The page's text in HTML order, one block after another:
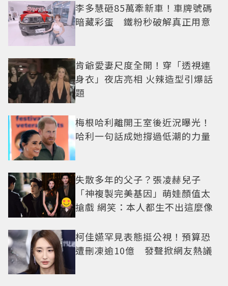
李多慧砸85萬牽新車！車牌號碼
暗藏彩蛋 鐵粉秒破解真正用意
肯爺愛妻尺度全開！穿「透視連
身衣」夜店亮相 火辣造型引爆話
題
梅根哈利離開王室後近況曝光！
哈利一句話成她撐過低潮的力量
失散多年的父子？張凌赫兒子
「神複製完美基因」萌娃顏值太
搶戲 網笑：本人都生不出這麼像
柯佳嬿罕見表態挺公視！預算恐
遭刪凍逾10億 發聲掀網友熱議